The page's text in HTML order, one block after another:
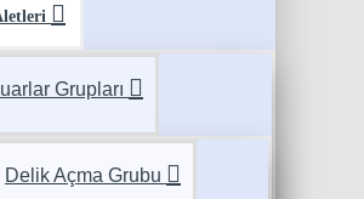
Grupları
Delik Açma Grubu